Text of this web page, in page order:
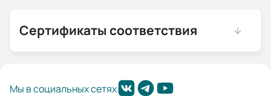
Сертификаты соответствия
Мы в социальных сетях